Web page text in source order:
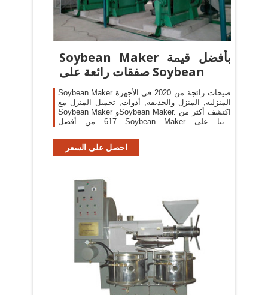
Soybean Maker بأفضل قيمة
صفقات رائعة على Soybean
Soybean Maker صيحات رائجة من 2020 في الأجهزة
المنزلية, المنزل والحديقة, أدوات, تجميل المنزل مع
Soybean Maker وSoybean Maker. اكتشف أكثر من
617 من أفضل Soybean Maker لدينا على
العلامات التجارية الأفضل مبيعًا. تسوق 25 من
احصل على السعر